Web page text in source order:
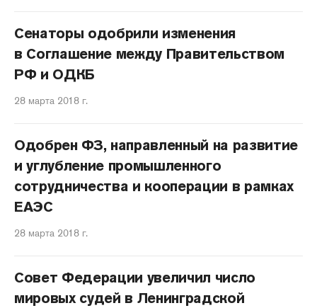
Сенаторы одобрили изменения
в Соглашение между Правительством
РФ и ОДКБ
28 марта 2018 г.
Одобрен ФЗ, направленный на развитие
и углубление промышленного
сотрудничества и кооперации в рамках
ЕАЭС
28 марта 2018 г.
Совет Федерации увеличил число
мировых судей в Ленинградской